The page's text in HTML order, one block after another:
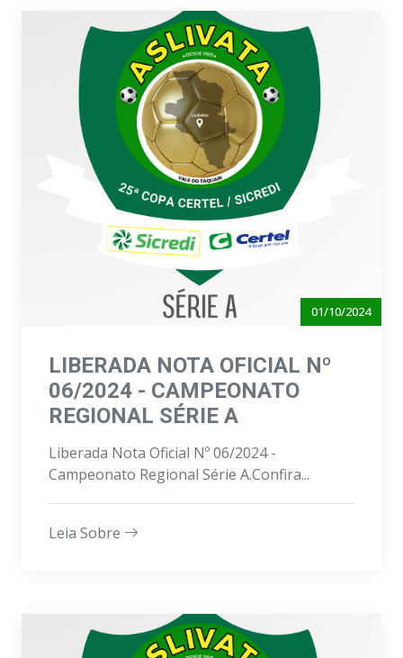
01/10/2024
LIBERADA NOTA OFICIAL Nº
06/2024 - CAMPEONATO
REGIONAL SÉRIE A
Liberada Nota Oficial Nº 06/2024 -
Campeonato Regional Série A.Confira...
Leia Sobre